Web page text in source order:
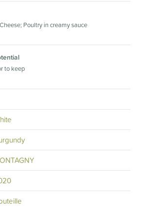
Poultry in creamy sauce
to keep